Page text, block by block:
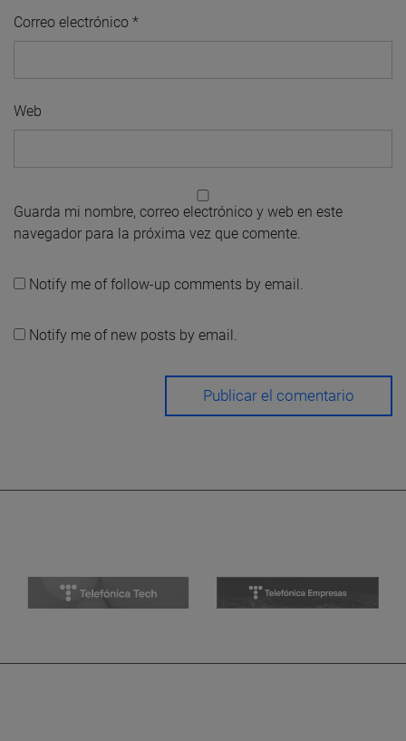
Correo electrónico *
Web
Guarda mi nombre, correo electrónico y web en este
navegador para la próxima vez que comente.
Notify me of follow-up comments by email.
Notify me of new posts by email.